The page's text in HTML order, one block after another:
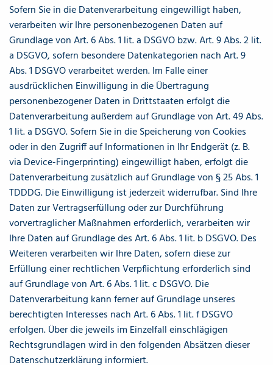
Sofern Sie in die Datenverarbeitung eingewilligt haben,
verarbeiten wir Ihre personenbezogenen Daten auf
Grundlage von Art. 6 Abs. 1 lit. a DSGVO bzw. Art. 9 Abs. 2 lit.
a DSGVO, sofern besondere Datenkategorien nach Art. 9
Abs. 1 DSGVO verarbeitet werden. Im Falle einer
ausdrücklichen Einwilligung in die Übertragung
personenbezogener Daten in Drittstaaten erfolgt die
Datenverarbeitung außerdem auf Grundlage von Art. 49 Abs.
1 lit. a DSGVO. Sofern Sie in die Speicherung von Cookies
oder in den Zugriff auf Informationen in Ihr Endgerät (z. B.
via Device-Fingerprinting) eingewilligt haben, erfolgt die
Datenverarbeitung zusätzlich auf Grundlage von § 25 Abs. 1
TDDDG. Die Einwilligung ist jederzeit widerrufbar. Sind Ihre
Daten zur Vertragserfüllung oder zur Durchführung
vorvertraglicher Maßnahmen erforderlich, verarbeiten wir
Ihre Daten auf Grundlage des Art. 6 Abs. 1 lit. b DSGVO. Des
Weiteren verarbeiten wir Ihre Daten, sofern diese zur
Erfüllung einer rechtlichen Verpflichtung erforderlich sind
auf Grundlage von Art. 6 Abs. 1 lit. c DSGVO. Die
Datenverarbeitung kann ferner auf Grundlage unseres
berechtigten Interesses nach Art. 6 Abs. 1 lit. f DSGVO
erfolgen. Über die jeweils im Einzelfall einschlägigen
Rechtsgrundlagen wird in den folgenden Absätzen dieser
Datenschutzerklärung informiert.